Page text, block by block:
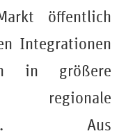
öffentlich
Integrationen
in größere
regionale
Aus